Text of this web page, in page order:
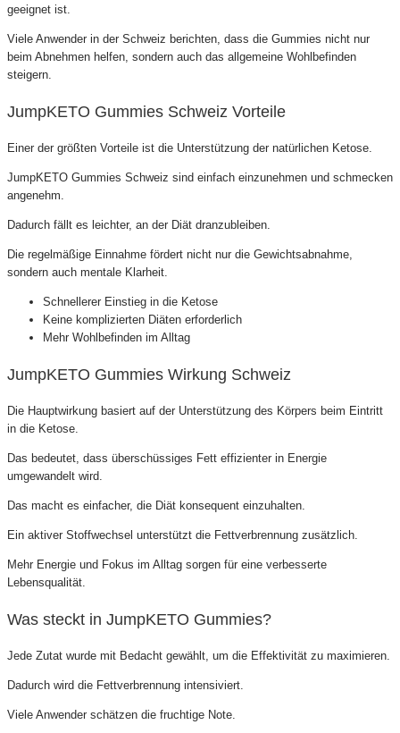
geeignet ist.
Viele Anwender in der Schweiz berichten, dass die Gummies nicht nur
beim Abnehmen helfen, sondern auch das allgemeine Wohlbefinden
steigern.
JumpKETO Gummies Schweiz Vorteile
Einer der größten Vorteile ist die Unterstützung der natürlichen Ketose.
JumpKETO Gummies Schweiz sind einfach einzunehmen und schmecken
angenehm.
Dadurch fällt es leichter, an der Diät dranzubleiben.
Die regelmäßige Einnahme fördert nicht nur die Gewichtsabnahme,
sondern auch mentale Klarheit.
Schnellerer Einstieg in die Ketose
Keine komplizierten Diäten erforderlich
Mehr Wohlbefinden im Alltag
JumpKETO Gummies Wirkung Schweiz
Die Hauptwirkung basiert auf der Unterstützung des Körpers beim Eintritt
in die Ketose.
Das bedeutet, dass überschüssiges Fett effizienter in Energie
umgewandelt wird.
Das macht es einfacher, die Diät konsequent einzuhalten.
Ein aktiver Stoffwechsel unterstützt die Fettverbrennung zusätzlich.
Mehr Energie und Fokus im Alltag sorgen für eine verbesserte
Lebensqualität.
Was steckt in JumpKETO Gummies?
Jede Zutat wurde mit Bedacht gewählt, um die Effektivität zu maximieren.
Dadurch wird die Fettverbrennung intensiviert.
Viele Anwender schätzen die fruchtige Note.